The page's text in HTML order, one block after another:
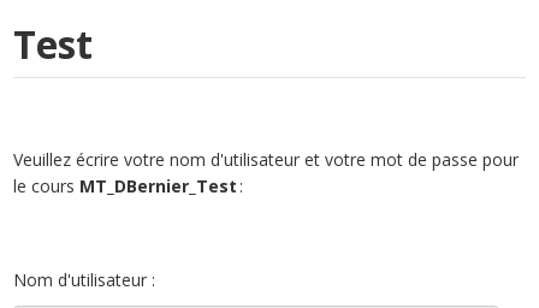
Test
Veuillez écrire votre nom d'utilisateur et votre mot de passe pour
le cours MT_DBernier_Test :
Nom d'utilisateur :